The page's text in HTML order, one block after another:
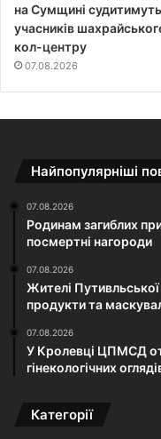
на Сумщині судитимуть
учасників
кол-центру
07.08.2026
Найпопулярніші
07.08.2026
Родинам загиблих
посмертні нагороди
07.08.2026
Жителі
продукти та
07.08.2026
У Кролевці ЦПМСД
гінекологічних
Категорії